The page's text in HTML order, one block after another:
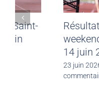
Meeting CJF Saint-
Malo du 28 juin
0